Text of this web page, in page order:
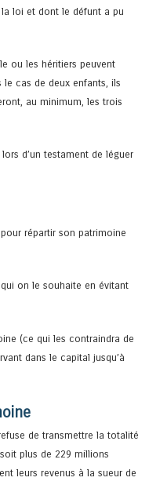
la loi et dont le défunt a pu
ou les héritiers peuvent
cas de deux enfants, ils
au minimum, les trois
d’un testament de léguer
répartir son patrimoine
on le souhaite en évitant
(ce qui les contraindra de
dans le capital jusqu’à
de transmettre la totalité
plus de 229 millions
leurs revenus à la sueur de